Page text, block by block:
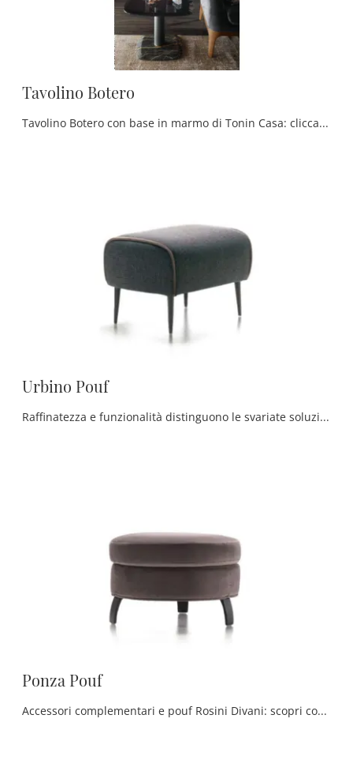
Tavolino Botero
Tavolino Botero con base in marmo di Tonin Casa: clicca e scopri di più sui Complementi e tavolini classici in vetro del noto e conosciuto brand!
Urbino Pouf
Raffinatezza e funzionalità distinguono le svariate soluzioni del marchio, tra cui questa soluzione di Urbino Pouf di Rosini Divani in tessuto di ...
Ponza Pouf
Accessori complementari e pouf Rosini Divani: scopri come completare i tuoi interni classici con il modello Ponza Pouf.